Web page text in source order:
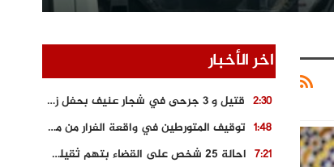
اخر الأخبار
2:30
قتيل و 3 جرحى في شجار عنيف بحفل زفاف بسوق اليبت
1:48
توقيف المتورطين في واقعة الفرار من محطة وقود و حجز السيارة
7:21
احالة 25 شخص على القضاء بتهم ثقيلة على خلفية احداث المناطق الشمالية